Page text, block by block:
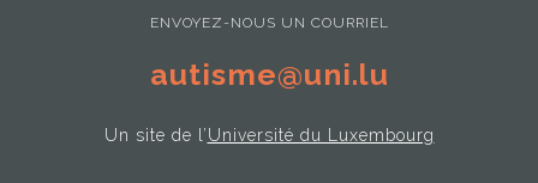
ENVOYEZ-NOUS UN COURRIEL
autisme@uni.lu
Un site de l’Université du Luxembourg